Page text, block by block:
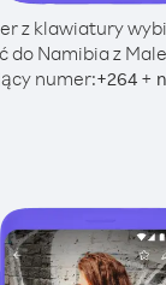
z klawiatury
do Namibia z
numer:+264+